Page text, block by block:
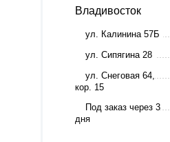
Владивосток
ул. Калинина 57Б
ул. Сипягина 28
ул. Снеговая 64,
кор. 15
Под заказ через 3
дня